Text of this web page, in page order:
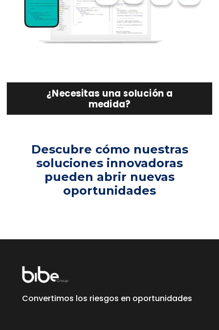
¿Necesitas una solución a
medida?
Descubre cómo nuestras
soluciones innovadoras
pueden abrir nuevas
oportunidades
Convertimos los riesgos en oportunidades